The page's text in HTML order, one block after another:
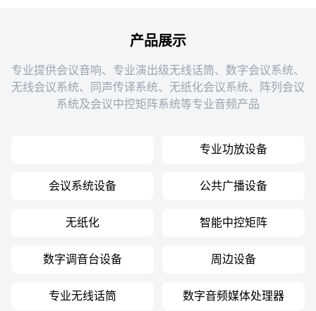
产品展示
专业提供会议音响、专业演出级无线话筒、数字会议系统、
无线会议系统、同声传译系统、无纸化会议系统、阵列会议
系统及会议中控矩阵系统等专业音频产品
专业功放设备
会议系统设备 公共广播设备
无纸化 智能中控矩阵
数字调音台设备 周边设备
专业无线话筒 数字音频媒体处理器